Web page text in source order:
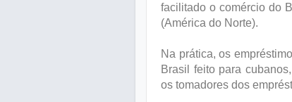
facilitado o comércio do
(América do Norte).
Na prática, os
Brasil feito para
os tomadores dos